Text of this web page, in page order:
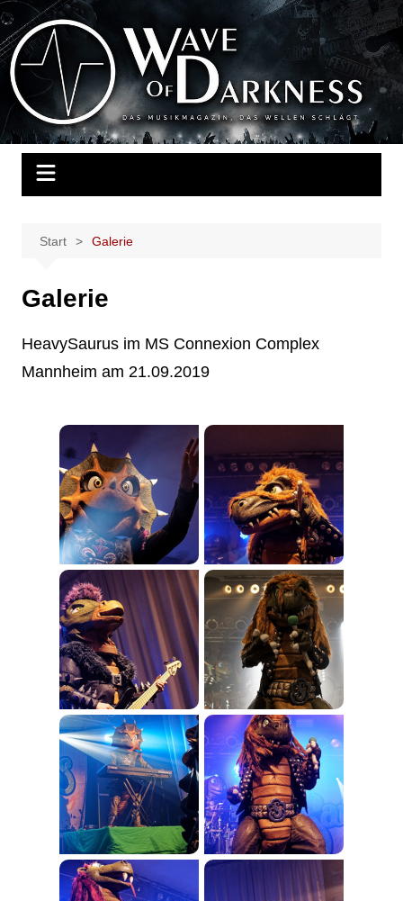
Zum
Inhalt
springen
Wave of Darkness
Das Musikmagazin, das Wellen schlägt. Konzerte, Festivals, Events,
Fotos, Termine, Interviews, Berichte, Musik
Start Galerie
Galerie
HeavySaurus im MS Connexion Complex
Mannheim am 21.09.2019